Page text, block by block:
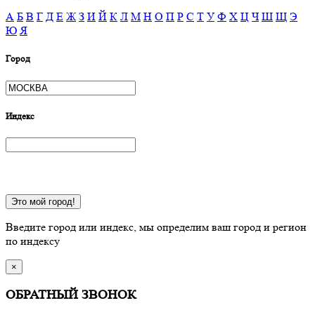
А Б В Г Д Е Ж З И Й К Л М Н О П Р С Т У Ф Х Ц Ч Ш Щ Э
Ю Я
Город
Индекс
Это мой город!
Введите город или индекс, мы определим ваш город и регион
по индексу
×
ОБРАТНЫЙ ЗВОНОК